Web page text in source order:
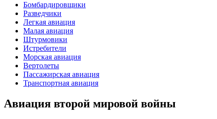
Бомбардировщики
Разведчики
Легкая авиация
Малая авиация
Штурмовики
Истребители
Морская авиация
Вертолеты
Пассажирская авиация
Транспортная авиация
Авиация второй мировой войны